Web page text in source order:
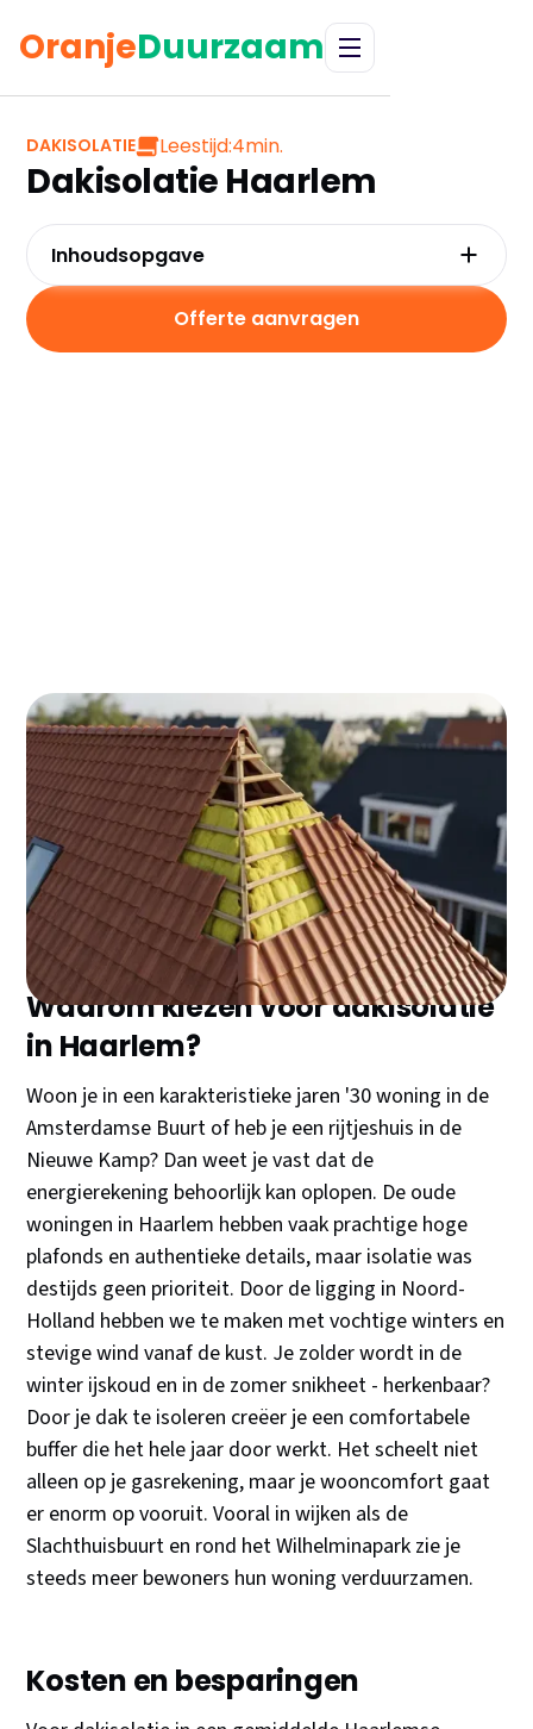
OranjeDuurzaam
DAKISOLATIE Leestijd:4min.
Dakisolatie Haarlem
Dakisolatie in Haarlem kan je energierekening
direct met €400-600 per jaar verlagen. Met de ISDE
subsidie van €500-700 en terugverdientijd van
slechts 3-4 jaar is het dé slimste investering voor je
woning in de Spaarstad.
Waarom kiezen voor dakisolatie
in Haarlem?
Woon je in een karakteristieke jaren '30 woning in de
Amsterdamse Buurt of heb je een rijtjeshuis in de
Nieuwe Kamp? Dan weet je vast dat de
energierekening behoorlijk kan oplopen. De oude
woningen in Haarlem hebben vaak prachtige hoge
plafonds en authentieke details, maar isolatie was
destijds geen prioriteit. Door de ligging in Noord-
Holland hebben we te maken met vochtige winters en
stevige wind vanaf de kust. Je zolder wordt in de
winter ijskoud en in de zomer snikheet - herkenbaar?
Door je dak te isoleren creëer je een comfortabele
buffer die het hele jaar door werkt. Het scheelt niet
alleen op je gasrekening, maar je wooncomfort gaat
er enorm op vooruit. Vooral in wijken als de
Slachthuisbuurt en rond het Wilhelminapark zie je
steeds meer bewoners hun woning verduurzamen.
Kosten en besparingen
Inhoudsopgave
Waarom kiezen voor dakisolatie in Haarlem?
Kosten en besparingen
Subsidies in Haarlem
Offerte aanvragen